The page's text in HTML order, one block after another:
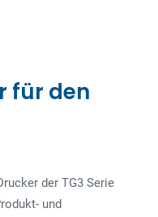
für den
der TG3 Serie
und